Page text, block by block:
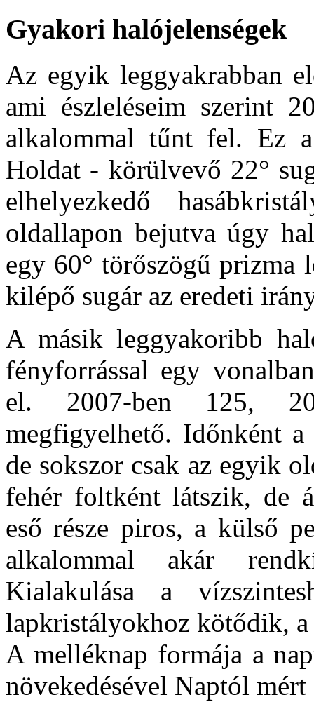
Gyakori halójelenségek
Az egyik leggyakrabban
ami észleléseim szerint
alkalommal tűnt fel. Ez
Holdat - körülvevő 22°
elhelyezkedő
oldallapon bejutva úgy
egy 60° törőszögű prizma
kilépő sugár az eredeti
A másik leggyakoribb
fényforrással egy
el. 2007-ben 125,
megfigyelhető. Időnként
de sokszor csak az egyik
fehér foltként látszik, de
eső része piros, a külső
alkalommal akár
Kialakulása a
lapkristályokhoz kötődik,
A melléknap formája a
növekedésével Naptól